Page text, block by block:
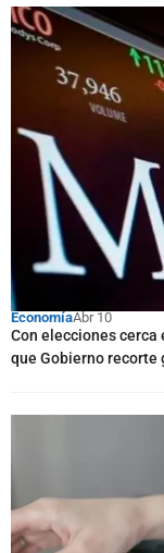
EconomíaAbr 10
Con elecciones cerca
que Gobierno recorte